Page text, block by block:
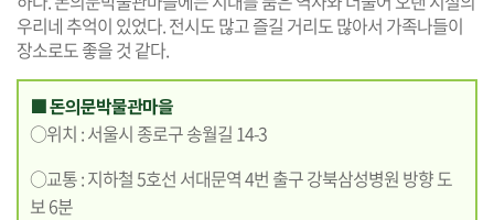
우리네 추억이 있었다. 전시도 많고 즐길 거리도 많아서 가족나들이
장소로도 좋을 것 같다.
■ 돈의문박물관마을
○위치 : 서울시 종로구 송월길 14-3
○교통 : 지하철 5호선 서대문역 4번 출구 강북삼성병원 방향 도
보 6분